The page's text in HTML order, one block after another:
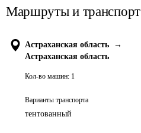
Маршруты и транспорт
Астраханская область
→
Астраханская область
Кол-во машин: 1
Варианты транспорта
тентованный